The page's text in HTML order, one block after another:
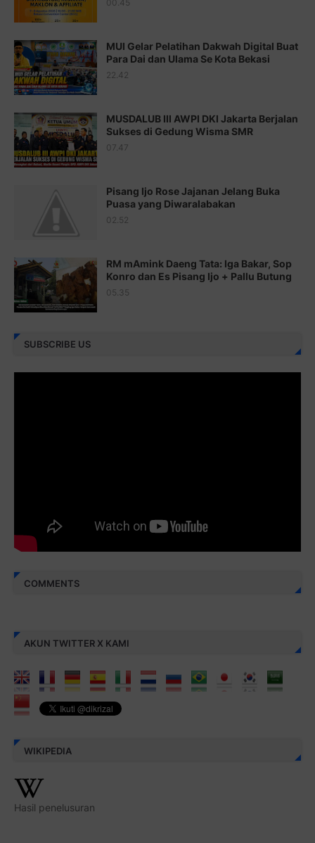
Juz 15 ⇨http://j.mp/2bFRQIM
Juz 17 ⇨http://j.mp/2brHsFz
Juz 18 ⇨http://j.mp/2b8SCfc
Juz 19 ⇨http://j.mp/2bFSq95
Juz 20 ⇨http://j.mp/2brI1zc
Juz 21 ⇨http://j.mp/2b8VcBO
http://j.mp/2bFRxNP
http://j.mp/2brItxm
Juz 25 ⇨http://j.mp/2brImlf
Juz 26 ⇨http://j.mp/2bFRHF2
00.45
MUI Gelar Pelatihan Dakwah Digital Buat
Para Dai dan Ulama Se Kota Bekasi
22.42
MUSDALUB III AWPI DKI Jakarta Berjalan
Sukses di Gedung Wisma SMR
07.47
Pisang Ijo Rose Jajanan Jelang Buka
Puasa yang Diwaralabakan
02.52
RM mAmink Daeng Tata: Iga Bakar, Sop
Konro dan Es Pisang Ijo + Pallu Butung
05.35
SUBSCRIBE US
COMMENTS
AKUN TWITTER X KAMI
WIKIPEDIA
Hasil penelusuran